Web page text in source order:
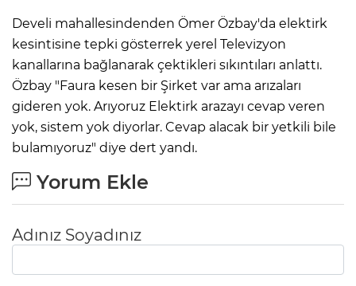
Develi mahallesindenden Ömer Özbay'da elektirk
kesintisine tepki gösterrek yerel Televizyon
kanallarına bağlanarak çektikleri sıkıntıları anlattı.
Özbay "Faura kesen bir Şirket var ama arızaları
gideren yok. Arıyoruz Elektirk arazayı cevap veren
yok, sistem yok diyorlar. Cevap alacak bir yetkili bile
bulamıyoruz" diye dert yandı.
Yorum Ekle
Adınız Soyadınız